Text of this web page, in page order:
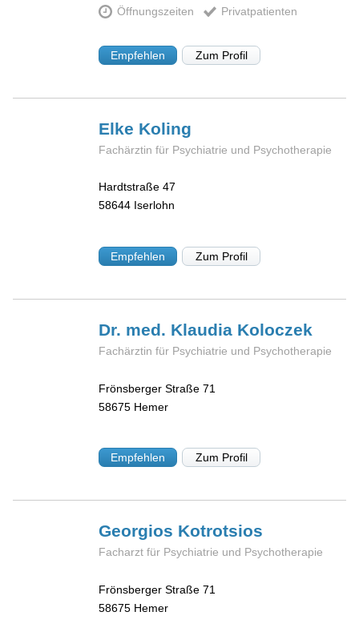
Öffnungszeiten Privatpatienten
Empfehlen Zum Profil
Elke Koling
Fachärztin für Psychiatrie und Psychotherapie
Hardtstraße 47
58644 Iserlohn
Empfehlen Zum Profil
Dr. med. Klaudia Koloczek
Fachärztin für Psychiatrie und Psychotherapie
Frönsberger Straße 71
58675 Hemer
Empfehlen Zum Profil
Georgios Kotrotsios
Facharzt für Psychiatrie und Psychotherapie
Frönsberger Straße 71
58675 Hemer